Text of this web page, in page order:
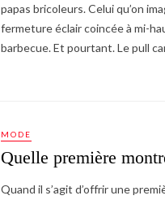
papas bricoleurs. Celui qu’on
fermeture éclair coincée à mi-
barbecue. Et pourtant. Le pull
MODE
Quelle première
Quand il s’agit d’offrir une